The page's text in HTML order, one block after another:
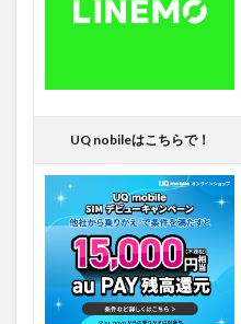
UQ nobileはこちらで！